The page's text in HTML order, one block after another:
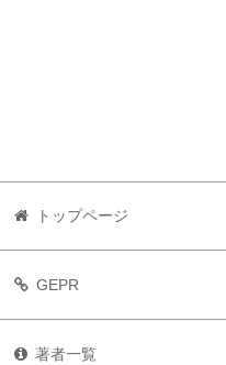
トップページ
GEPR
著者一覧